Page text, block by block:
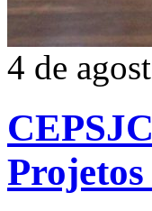
4 de
Projetos